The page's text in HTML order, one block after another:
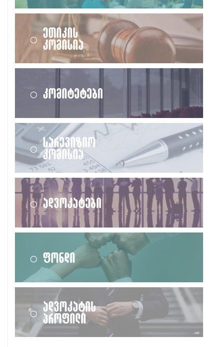
ეთიკის
კომისია
კომიტეტები
სარევიზიო
კომისია
ადვოკატები
ფონდი
ადვოკატის
პროფილი